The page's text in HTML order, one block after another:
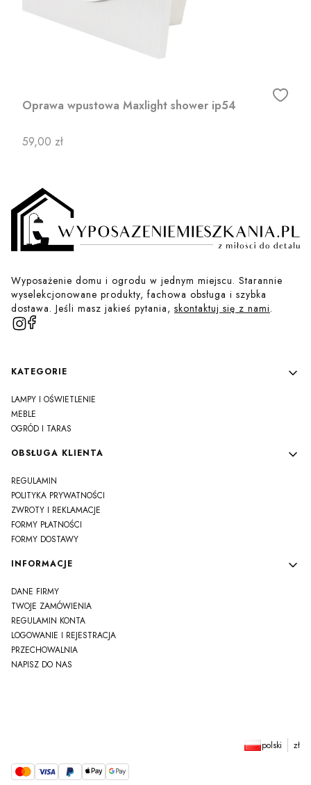
Oprawa wpustowa Maxlight shower ip54
Cena
59,00 zł
Wyposażenie domu i ogrodu w jednym miejscu. Starannie
wyselekcjonowane produkty, fachowa obsługa i szybka
dostawa. Jeśli masz jakieś pytania, skontaktuj się z nami.
Linki w stopce
KATEGORIE
LAMPY I OŚWIETLENIE
MEBLE
OGRÓD I TARAS
OBSŁUGA KLIENTA
REGULAMIN
POLITYKA PRYWATNOŚCI
ZWROTY I REKLAMACJE
FORMY PŁATNOŚCI
FORMY DOSTAWY
INFORMACJE
DANE FIRMY
TWOJE ZAMÓWIENIA
REGULAMIN KONTA
LOGOWANIE I REJESTRACJA
PRZECHOWALNIA
NAPISZ DO NAS
polski zł